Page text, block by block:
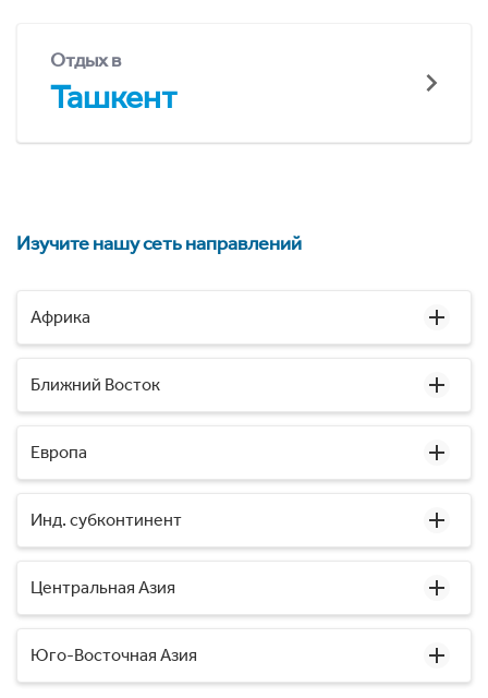
Отдых в
Ташкент
Изучите нашу сеть направлений
Африка
Ближний Восток
Европа
Инд. субконтинент
Центральная Азия
Юго-Восточная Азия